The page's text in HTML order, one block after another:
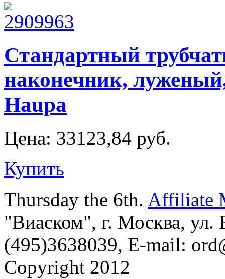
Стандартный
наконечник,
Haupa
Цена: 33123,84 руб.
Купить
Thursday the 6th. Affiliate
"Виаском", г. Москва, ул.
(495)3638039, E-mail:
Copyright 2012